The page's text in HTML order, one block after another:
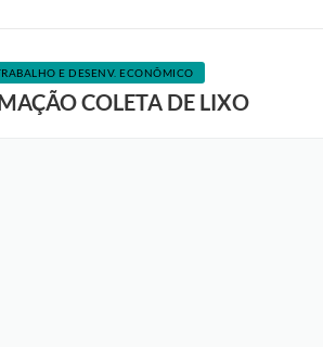
E DESENV. ECONÔMICO
COLETA DE LIXO